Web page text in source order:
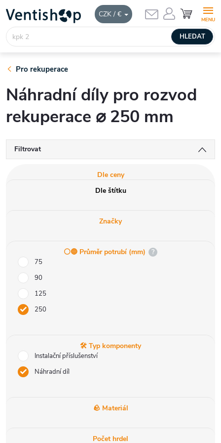
CZK / €
obsah
HLEDAT
NÁKUPNÍ
KOŠÍK
Pro rekuperace
Náhradní díly pro rozvod
rekuperace ⌀ 250 mm
Filtrovat
Dle ceny
Dle štítku
Značky
⚪️🔵 Průměr potrubí (mm) ?
75
90
125
250
🛠️ Typ komponenty
Instalační příslušenství
Náhradní díl
🪨 Materiál
Počet hrdel